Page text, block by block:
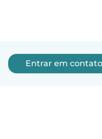
Entrar em